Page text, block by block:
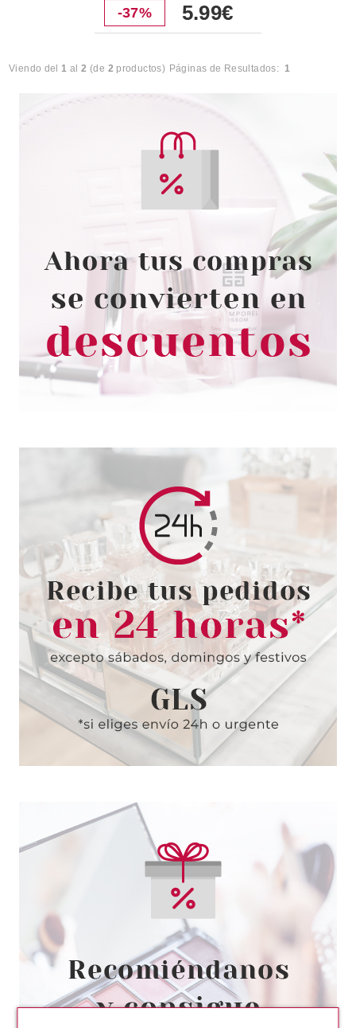
-37% 5.99€
Viendo del1 al2 (de 2 productos) Páginas de Resultados: 1